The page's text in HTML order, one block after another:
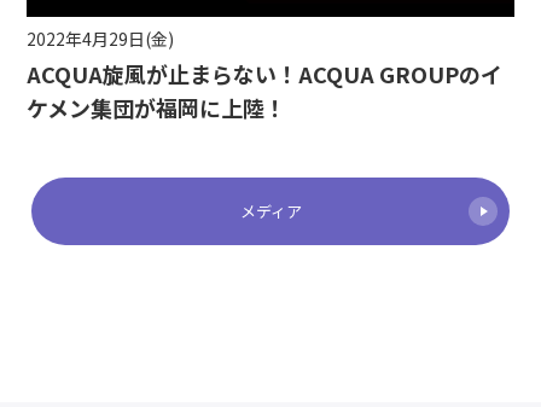
2022年4月29日(金)
ACQUA旋風が止まらない！ACQUA GROUPのイ
ケメン集団が福岡に上陸！
メディア